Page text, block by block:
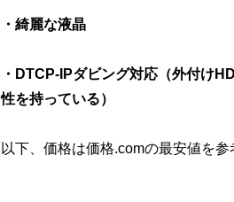
・綺麗な液晶
・DTCP-IPダビング対応（外付け
性を持っている）
以下、価格は価格.comの最安値を参